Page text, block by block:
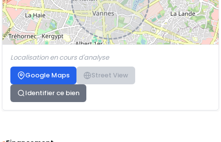
Localisation en cours d'analyse
Google Maps
Street View
Identifier ce bien